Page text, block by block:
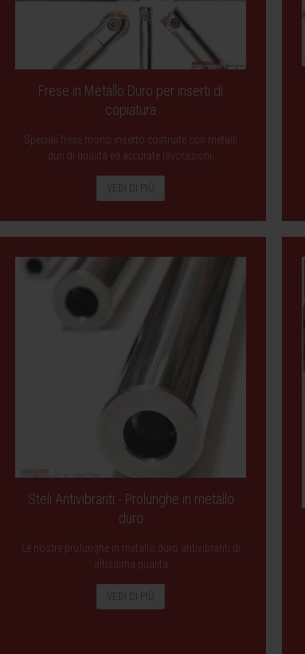
Frese in Metallo Duro per inserti di
copiatura
Speciali frese mono inserto costruite con metalli
duri di qualità ed accurate lavorazioni.
VEDI DI PIÙ
Steli Antivibranti - Prolunghe in metallo
duro
Le nostre prolunghe in metallo duro antivibranti di
altissima qualità
VEDI DI PIÙ